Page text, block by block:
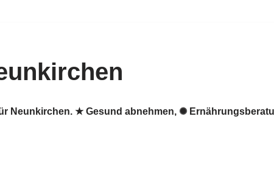
Neunkirchen. ★ Gesund abnehmen, ✺